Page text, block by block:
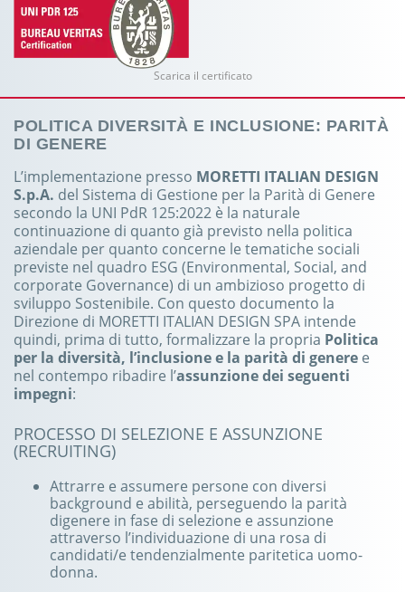
Scarica il certificato
POLITICA DIVERSITÀ E INCLUSIONE: PARITÀ
DI GENERE
L’implementazione presso MORETTI ITALIAN DESIGN
S.p.A. del Sistema di Gestione per la Parità di Genere
secondo la UNI PdR 125:2022 è la naturale
continuazione di quanto già previsto nella politica
aziendale per quanto concerne le tematiche sociali
previste nel quadro ESG (Environmental, Social, and
corporate Governance) di un ambizioso progetto di
sviluppo Sostenibile. Con questo documento la
Direzione di MORETTI ITALIAN DESIGN SPA intende
quindi, prima di tutto, formalizzare la propria Politica
per la diversità, l’inclusione e la parità di genere e
nel contempo ribadire l’assunzione dei seguenti
impegni:
PROCESSO DI SELEZIONE E ASSUNZIONE
(RECRUITING)
Attrarre e assumere persone con diversi
background e abilità, perseguendo la parità
digenere in fase di selezione e assunzione
attraverso l’individuazione di una rosa di
candidati/e tendenzialmente paritetica uomo-
donna.